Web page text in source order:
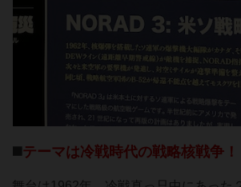
◼️テーマは冷戦時代の戦略核戦争！